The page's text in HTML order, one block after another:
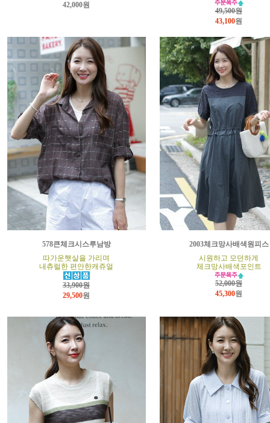
42,000원
49,500원
43,100원
578큰체크시스루남방
따가운햇살을 가리며
내츄럴한 편안한캐쥬얼
33,900원
29,500원
2003체크망사배색원피스
시원하고 모던하게
체크망사배색포인트
52,000원
45,300원